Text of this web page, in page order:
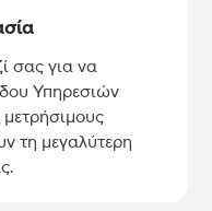
σας για να
Υπηρεσιών
τη μεγαλύτερη